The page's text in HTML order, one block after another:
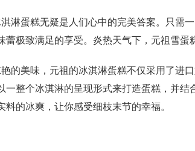
淋蛋糕无疑是人们心中的完美答案。只需
蕾极致满足的享受。炎热天气下，元祖雪蛋
的美味，元祖的冰淇淋蛋糕不仅采用了进
一整个冰淇淋的呈现形式来打造蛋糕，并结
料的冰爽，让你感受细枝末节的幸福。